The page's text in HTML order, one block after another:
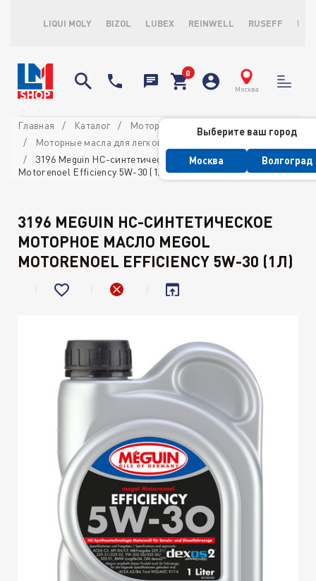
LIQUI MOLY BIZOL LUBEX REINWELL RUSEFF
Москва
Выберите ваш город
Москва Волгоград
Главная Каталог
Моторные масла
Моторные масла для легковых автомобилей
3196 Meguin НС-синтетическое моторное масло Megol
Motorenoel Efficiency 5W-30 (1л)
3196 MEGUIN НС-СИНТЕТИЧЕСКОЕ
МОТОРНОЕ МАСЛО MEGOL
MOTORENOEL EFFICIENCY 5W-30 (1Л)